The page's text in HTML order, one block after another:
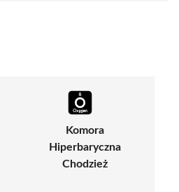
Komora
Hiperbaryczna
Chodzież